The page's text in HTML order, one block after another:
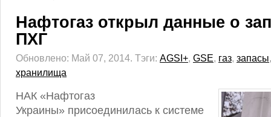
Нафтогаз открыл данные о
ПХГ
Обновлено: Май 07, 2014. Тэги: AGSI+, GSE, газ, запасы
хранилища
НАК «Нафтогаз
Украины» присоединилась к системе